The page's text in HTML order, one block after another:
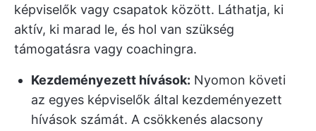
képviselők vagy csapatok között. Láthatja, ki
aktív, ki marad le, és hol van szükség
támogatásra vagy coachingra.
Kezdeményezett hívások: Nyomon követi
az egyes képviselők által kezdeményezett
hívások számát. A csökkenés alacsony